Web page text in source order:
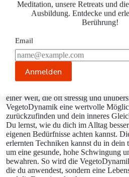
Meditation, unsere Retreats und
Ausbildung. Entdecke und
Berührung!
Email
Anmelden
deinem erfolgreichen Weg
Wirksamkeit der Methode und die
ganzheitlichen
DIE AUSBILDUNG ALS
EIGENES LEBEN
Selbst wenn du nicht vorhast, die
anzuwenden, ist diese Ausbildung
persönlich. Sie fördert deine eigene
Verbindung zu deinem Körper und
einer Welt, die oft stressig und
VegetoDynamik eine wertvolle
zurückzufinden und dein inneres
Du lernst, wie du dich im Alltag
eigenen Bedürfnisse achten kannst.
erlernten Techniken kannst du in dein
um eine gesunde, hohe Schwingung
bewahren. So wird die
die du anwendest, sondern eine